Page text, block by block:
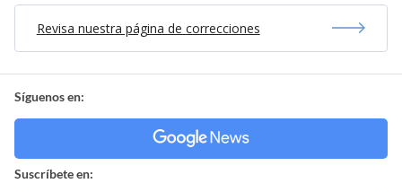
Revisa nuestra página de correcciones
Síguenos en:
Suscríbete en: